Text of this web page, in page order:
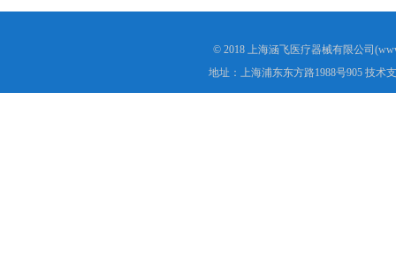
© 2018 上海涵飞医疗器械有限公司
地址：上海浦东东方路1988号905 技术